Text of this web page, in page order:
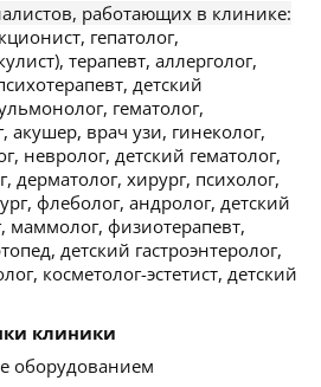
работающих в клинике:
гепатолог,
терапевт, аллерголог,
детский
гематолог,
акушер, врач узи, гинеколог,
невролог, детский гематолог,
дерматолог, хирург, психолог,
флеболог, андролог, детский
маммолог, физиотерапевт,
детский гастроэнтеролог,
косметолог-эстетист, детский
клиники
оборудованием